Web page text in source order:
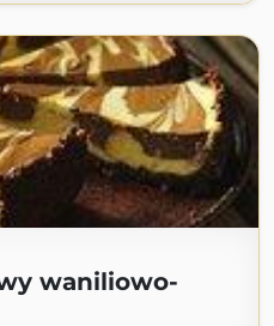
waniliowo-